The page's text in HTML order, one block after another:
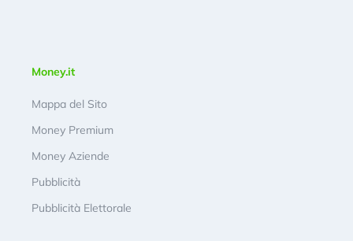
Money.it
Mappa del Sito
Money Premium
Money Aziende
Pubblicità
Pubblicità Elettorale